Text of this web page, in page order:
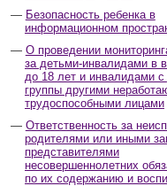
Безопасность ребенка в
информационном
О проведении
за детьми-инвалидами в
до 18 лет и инвалидами с
группы другими
трудоспособными лицами
Ответственность за
родителями или иными
представителями
несовершеннолетних
по их содержанию и